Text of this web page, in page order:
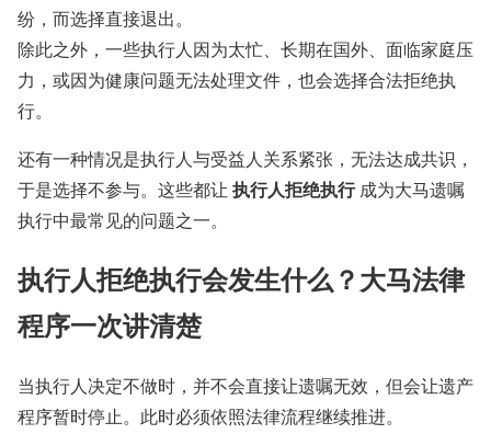
纷，而选择直接退出。
除此之外，一些执行人因为太忙、长期在国外、面临家庭压
力，或因为健康问题无法处理文件，也会选择合法拒绝执
行。
还有一种情况是执行人与受益人关系紧张，无法达成共识，
于是选择不参与。这些都让 执行人拒绝执行成为大马遗嘱
执行中最常见的问题之一。
执行人拒绝执行会发生什么？大马法律
程序一次讲清楚
当执行人决定不做时，并不会直接让遗嘱无效，但会让遗产
程序暂时停止。此时必须依照法律流程继续推进。